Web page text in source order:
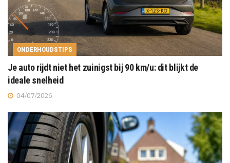
ONDERHOUDSTIPS
Je auto rijdt niet het zuinigst bij 90 km/u: dit blijkt de
ideale snelheid
04/07/2026